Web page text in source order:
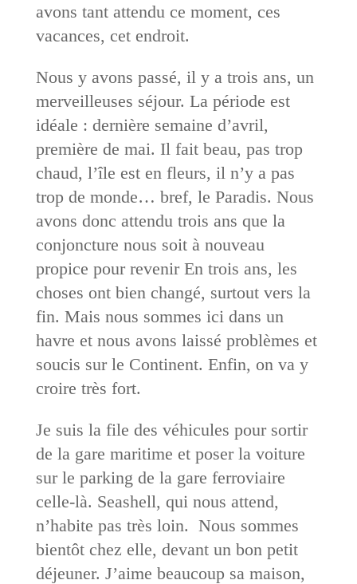
avons tant attendu ce moment, ces
vacances, cet endroit.
Nous y avons passé, il y a trois ans, un
merveilleuses séjour. La période est
idéale : dernière semaine d’avril,
première de mai. Il fait beau, pas trop
chaud, l’île est en fleurs, il n’y a pas
trop de monde… bref, le Paradis. Nous
avons donc attendu trois ans que la
conjoncture nous soit à nouveau
propice pour revenir En trois ans, les
choses ont bien changé, surtout vers la
fin. Mais nous sommes ici dans un
havre et nous avons laissé problèmes et
soucis sur le Continent. Enfin, on va y
croire très fort.
Je suis la file des véhicules pour sortir
de la gare maritime et poser la voiture
sur le parking de la gare ferroviaire
celle-là. Seashell, qui nous attend,
n’habite pas très loin. Nous sommes
bientôt chez elle, devant un bon petit
déjeuner. J’aime beaucoup sa maison,